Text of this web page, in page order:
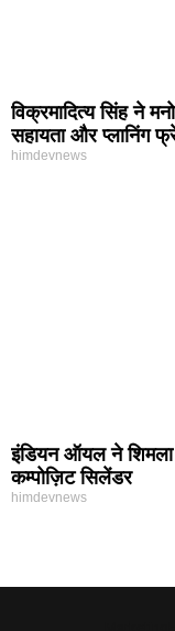
विक्रमादित्य सिंह ने
सहायता और प्लानिंग
himdevnews
इंडियन ऑयल ने शिमला
कम्पोज़िट सिलेंडर
himdevnews